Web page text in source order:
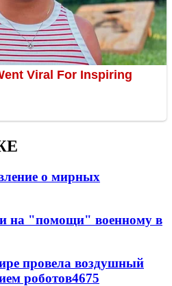
о мирных
на "помощи" военному в
провела воздушный
роботов4675